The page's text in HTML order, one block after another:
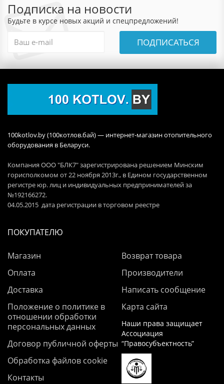
Подписка на новости
Будьте в курсе новых акций и спецпредложений!
ПОДПИСАТЬСЯ
100kotlov.by (100котлов.бай) — интернет-магазин отопительного
оборудования в Беларуси.
Компания ООО "БЛК7" зарегистрирована решением Минским
горисполкомом от 22 ноября 2013г., в Едином государственном
регистре юр. лиц и индивидуальных предпринимателей за
№192166272.
04.05.2015 дата регистрации в торговом реестре
ПОКУПАТЕЛЮ
Магазин
Оплата
Доставка
Положение о политике в
отношении обработки
персональных данных
Договор публичной оферты
Обработка файлов cookie
Контакты
Возврат товара
Производители
Написать сообщение
Карта сайта
Наши права защищает
Ассоциация
“Правосубъектность”